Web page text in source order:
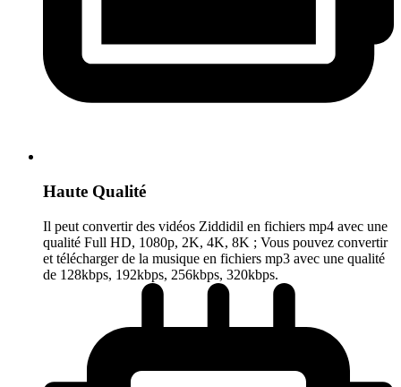
Haute Qualité
Il peut convertir des vidéos Ziddidil en fichiers mp4 avec une
qualité Full HD, 1080p, 2K, 4K, 8K ; Vous pouvez convertir
et télécharger de la musique en fichiers mp3 avec une qualité
de 128kbps, 192kbps, 256kbps, 320kbps.